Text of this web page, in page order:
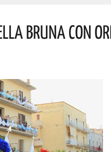
LE DATE Bruna Con